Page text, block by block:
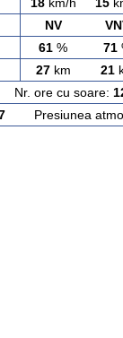
NV
61 % 71
27km 21
Nr. ore cu soare:
Presiunea